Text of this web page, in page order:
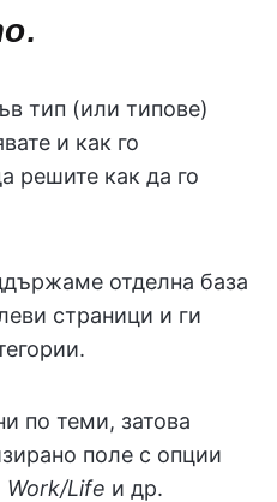
тип (или типове)
и как го
решите как да го
отделна база
страници и ги
по теми, затова
поле с опции
Work/Life и др.